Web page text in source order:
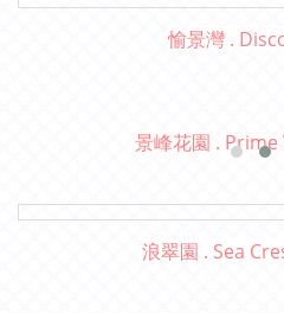
愉景灣 .
景峰花園 .
浪翠園 . Sea